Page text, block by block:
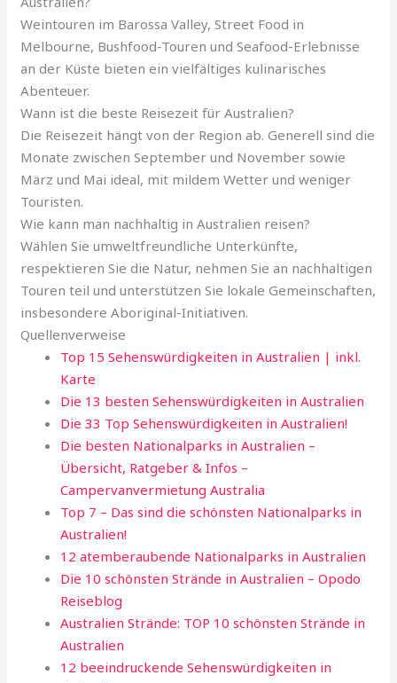
Weintouren im Barossa Valley, Street Food in
Melbourne, Bushfood-Touren und Seafood-Erlebnisse
an der Küste bieten ein vielfältiges kulinarisches
Abenteuer.
Wann ist die beste Reisezeit für Australien?
Die Reisezeit hängt von der Region ab. Generell sind die
Monate zwischen September und November sowie
März und Mai ideal, mit mildem Wetter und weniger
Touristen.
Wie kann man nachhaltig in Australien reisen?
Wählen Sie umweltfreundliche Unterkünfte,
respektieren Sie die Natur, nehmen Sie an nachhaltigen
Touren teil und unterstützen Sie lokale Gemeinschaften,
insbesondere Aboriginal-Initiativen.
Quellenverweise
Top 15 Sehenswürdigkeiten in Australien | inkl.
Karte
Die 13 besten Sehenswürdigkeiten in Australien
Die 33 Top Sehenswürdigkeiten in Australien!
Die besten Nationalparks in Australien –
Übersicht, Ratgeber & Infos –
Campervanvermietung Australia
Top 7 – Das sind die schönsten Nationalparks in
Australien!
12 atemberaubende Nationalparks in Australien
Die 10 schönsten Strände in Australien – Opodo
Reiseblog
Australien Strände: TOP 10 schönsten Strände in
Australien
12 beeindruckende Sehenswürdigkeiten in